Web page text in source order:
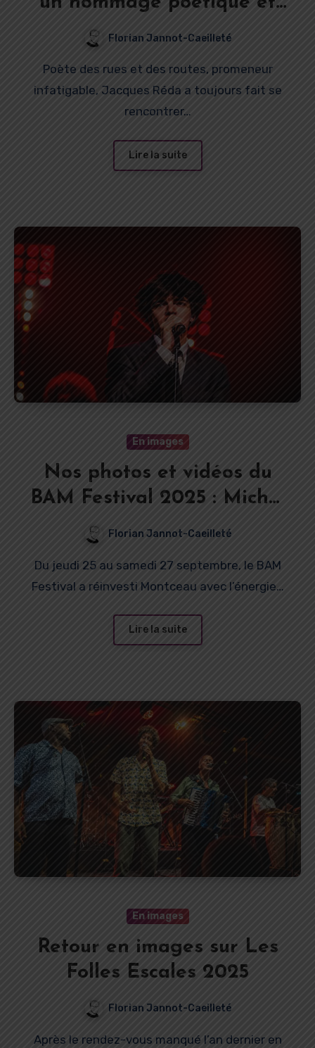
musical à Jacques Réda
Florian Jannot-Caeilleté
Poète des rues et des routes, promeneur
infatigable, Jacques Réda a toujours fait se
rencontrer…
Lire la suite
En images
Nos photos et vidéos du
BAM Festival 2025 : Michel
Fugain, Dany Brillant, Sam
Sauvage, Charlie Winston,
Youssoupha, Kaza et Nej’
Florian Jannot-Caeilleté
Du jeudi 25 au samedi 27 septembre, le BAM
Festival a réinvesti Montceau avec l’énergie…
Lire la suite
En images
Retour en images sur Les
Folles Escales 2025
Florian Jannot-Caeilleté
Après le rendez-vous manqué l’an dernier en